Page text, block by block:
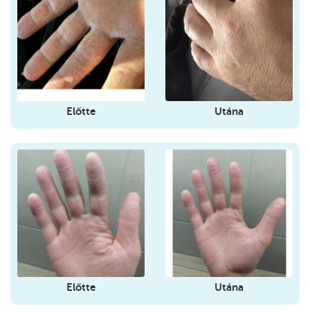
Előtte Utána
Előtte Utána